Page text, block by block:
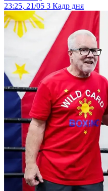
23:25, 21/05 3 Кадр дня